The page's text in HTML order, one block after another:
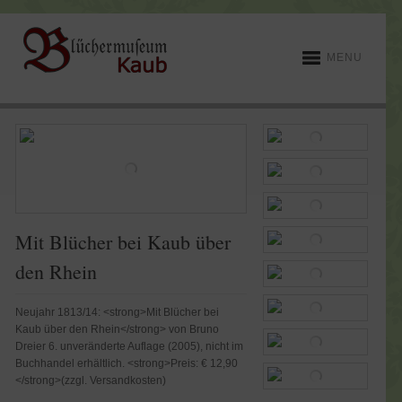
MENU
Mit Blücher bei Kaub über
den Rhein
Neujahr 1813/14: <strong>Mit Blücher bei
Kaub über den Rhein</strong> von Bruno
Dreier 6. unveränderte Auflage (2005), nicht im
Buchhandel erhältlich. <strong>Preis: € 12,90
</strong>(zzgl. Versandkosten)